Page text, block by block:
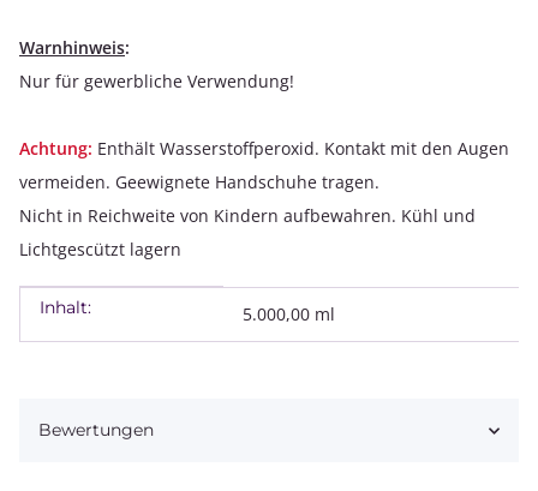
Warnhinweis:
Nur für gewerbliche Verwendung!
Achtung: Enthält Wasserstoffperoxid. Kontakt mit den Augen
vermeiden. Geewignete Handschuhe tragen.
Nicht in Reichweite von Kindern aufbewahren. Kühl und
Lichtgescützt lagern
Produkteigenschaft
Wert
Inhalt: 5.000,00 ml
Bewertungen